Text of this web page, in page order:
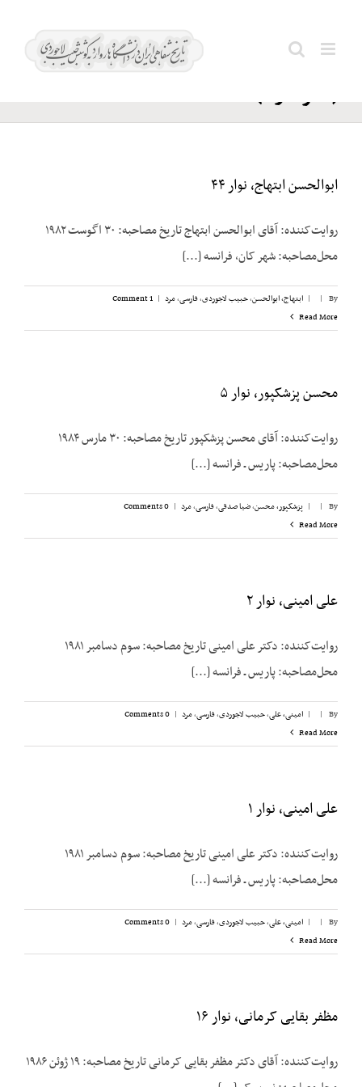
اشرف
(فخرالدوله)
ابوالحسن ابتهاج، نوار ۴۴
روایت‌کننده: آقای ابوالحسن ابتهاج تاریخ مصاحبه: ۳۰ اگوست ۱۹۸۲
محل‌مصاحبه: شهر کان، فرانسه [...]
By
|
| ابتهاج، ابوالحسن,حبیب لاجوردی,فارسی,مرد |
1 Comment
Read More
محسن پزشکپور، نوار ۵
روایت‌کننده: آقای محسن پزشک‎پور تاریخ مصاحبه: ۳۰ مارس ۱۹۸۴
محل‌مصاحبه: پاریس ـ فرانسه [...]
By
|
| پزشکپور،‌ محسن,ضیا صدقی,فارسی,مرد |
0 Comments
Read More
علی امینی، نوار ۲
روایت‌کننده: دکتر علی امینی تاریخ مصاحبه: سوم دسامبر ۱۹۸۱
محل‌مصاحبه: پاریس ـ فرانسه [...]
By
|
| امینی، علی,حبیب لاجوردی,فارسی,مرد |
0 Comments
Read More
علی امینی، نوار ۱
روایت‌کننده: دکتر علی امینی تاریخ مصاحبه: سوم دسامبر ۱۹۸۱
محل‌مصاحبه: پاریس ـ فرانسه [...]
By
|
| امینی، علی,حبیب لاجوردی,فارسی,مرد |
0 Comments
Read More
مظفر بقایی کرمانی، نوار ۱۶
روایت‌کننده: آقای دکتر مظفر بقایی کرمانی تاریخ مصاحبه: ۱۹ ژوئن ۱۹۸۶